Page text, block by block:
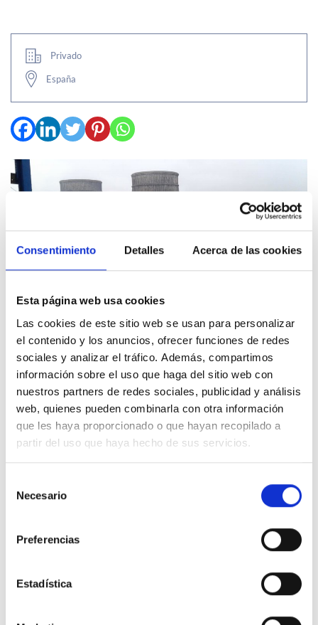
Consentimiento Detalles Acerca de las cookies
Esta página web usa cookies
Las cookies de este sitio web se usan para personalizar
el contenido y los anuncios, ofrecer funciones de redes
sociales y analizar el tráfico. Además, compartimos
información sobre el uso que haga del sitio web con
nuestros partners de redes sociales, publicidad y análisis
web, quienes pueden combinarla con otra información
que les haya proporcionado o que hayan recopilado a
partir del uso que haya hecho de sus servicios.
Necesario
Preferencias
Estadística
Privado
España